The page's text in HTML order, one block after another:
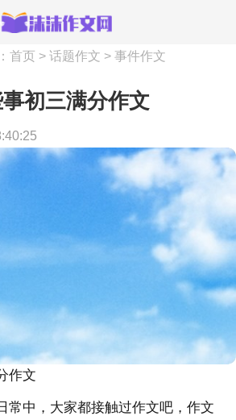
首页 > 话题作文 > 事件作文
初三满分作文
作文
常中，大家都接触过作文吧，作文